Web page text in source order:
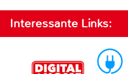
Interessante Links: